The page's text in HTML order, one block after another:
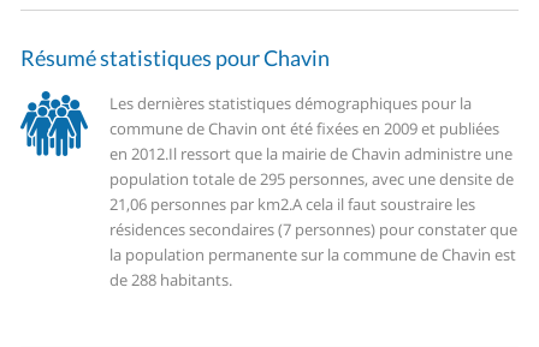
Résumé statistiques pour Chavin
Les dernières statistiques démographiques pour la
commune de Chavin ont été fixées en 2009 et publiées
en 2012.Il ressort que la mairie de Chavin administre une
population totale de 295 personnes, avec une densite de
21,06 personnes par km2.A cela il faut soustraire les
résidences secondaires (7 personnes) pour constater que
la population permanente sur la commune de Chavin est
de 288 habitants.